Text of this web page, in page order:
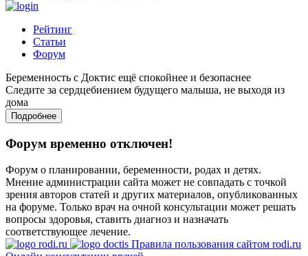
Рейтинг
Статьи
Форум
Беременность с Доктис ещё спокойнее и безопаснее
Следите за сердцебиением будущего малыша, не выходя из
дома
Подробнее
Форум временно отключен!
Форум о планировании, беременности, родах и детях.
Мнение администрации сайта может не совпадать с точкой
зрения авторов статей и других материалов, опубликованных
на форуме. Только врач на очной консультации может решать
вопросы здоровья, ставить диагноз и назначать
соответствующее лечение.
Правила пользования сайтом rodi.ru